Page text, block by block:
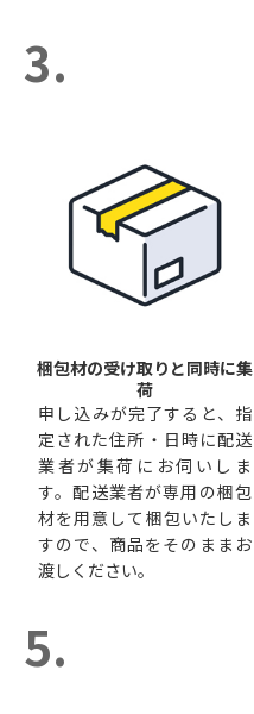
3.
梱包材の受け取りと同時に集
荷
申し込みが完了すると、指
定された住所・日時に配送
業者が集荷にお伺いしま
す。配送業者が専用の梱包
材を用意して梱包いたしま
すので、商品をそのままお
渡しください。
5.